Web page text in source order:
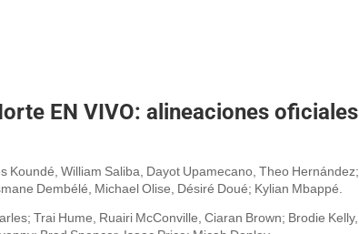
EN VIVO: alineaciones oficiales
Koundé, William Saliba, Dayot Upamecano, Theo Hernández;
Dembélé, Michael Olise, Désiré Doué; Kylian Mbappé.
Trai Hume, Ruairi McConville, Ciaran Brown; Brodie Kelly,